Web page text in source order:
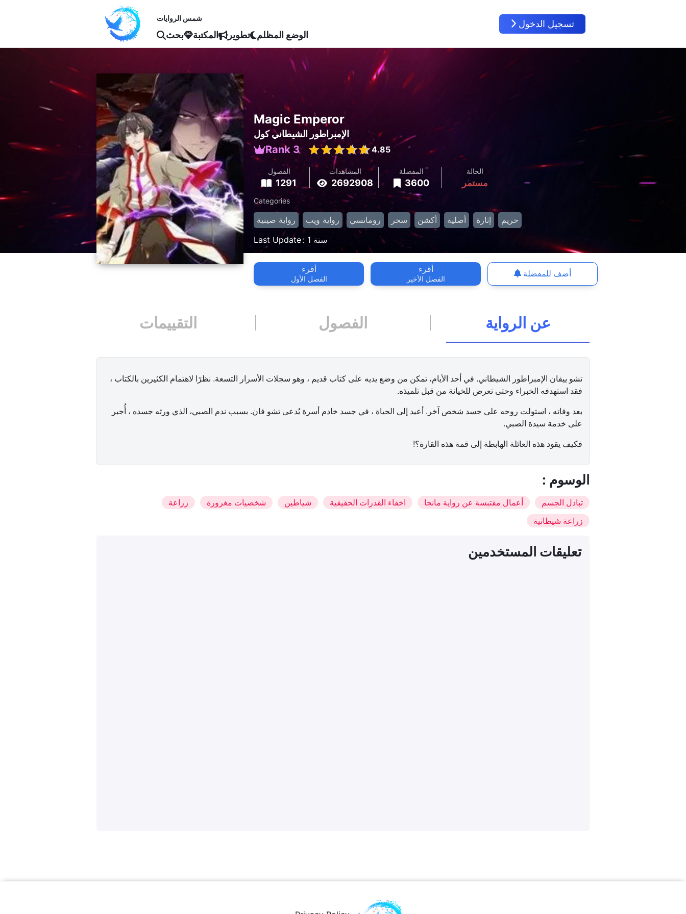
شمس الروايات
بحث المكتبة تطوير الوضع المظلم
تسجيل الدخول
Magic Emperor
الإمبراطور الشيطاني كول
Rank 3 4.85
أقرء
الفصل الأول
أقرء
الفصل الأخير
أضف للمفضلة
1291
الفصول
2692908
المشاهدات
3600
المفضلة
مستمر
الحالة
Last Update 1 سنة
Categories
رواية صينية رواية ويب رومانسي سحر أكشن أصلية إثارة حريم
عن الرواية الفصول التقييمات
تشو ييفان الإمبراطور الشيطاني. في أحد الأيام، تمكن من وضع يديه على كتاب قديم ، وهو سجلات الأسرار التسعة. نظرًا لاهتمام الكثيرين بالكتاب ،
فقد استهدفه الخبراء وحتى تعرض للخيانة من قبل تلميذه.
بعد وفاته ، استولت روحه على جسد شخص آخر. أعيد إلى الحياة ، في جسد خادم أسرة يُدعى تشو فان. بسبب ندم الصبي، الذي ورثه جسده ، أُجبر
على خدمة سيدة الصبي.
فكيف يقود هذه العائلة الهابطة إلى قمة هذه القارة؟!
: الوسوم
تبادل الجسم أعمال مقتبسة عن رواية مانجا اخفاء القدرات الحقيقية شياطين شخصيات مغرورة زراعة
زراعة شيطانية
تعليقات المستخدمين